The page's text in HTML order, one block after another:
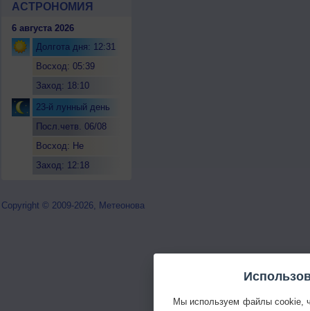
АСТРОНОМИЯ
6 августа 2026
Долгота дня: 12:31
Восход: 05:39
Заход: 18:10
23-й лунный день
Посл.четв. 06/08
Восход: Не
Заход: 12:18
Copyright © 2009-2026, Метеонова
Мы используем файлы cookie,